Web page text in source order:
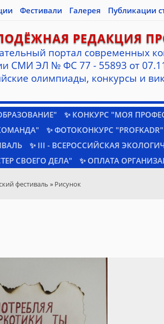
Фестивали Галерея Публикации
РЕДАКЦИЯ
портал современных
СМИ ЭЛ № ФС 77 - 55893 от
олимпиады, конкурсы и
✨ КОНКУРС "МОЯ
✨ ФОТОКОНКУРС "PROFKADR"
✨ III - ВСЕРОССИЙСКАЯ
СВОЕГО ДЕЛА"
✨ ОПЛАТА
фестиваль » Рисунок